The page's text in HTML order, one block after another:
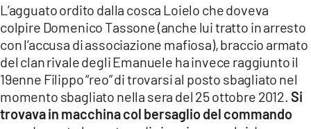
L’agguato ordito dalla cosca Loielo che doveva
colpire Domenico Tassone (anche lui tratto in arresto
con l’accusa di associazione mafiosa), braccio armato
del clan rivale degli Emanuele ha invece raggiunto il
19enne Filippo “reo” di trovarsi al posto sbagliato nel
momento sbagliato nella sera del 25 ottobre 2012. Si
trovava in macchina col bersaglio del commando